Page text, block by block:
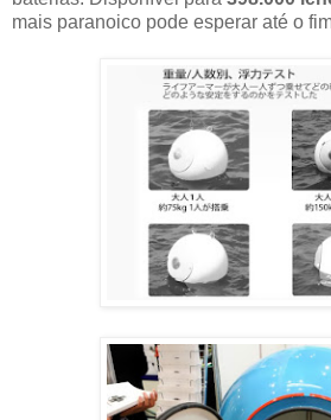
mais paranoico pode esperar até o